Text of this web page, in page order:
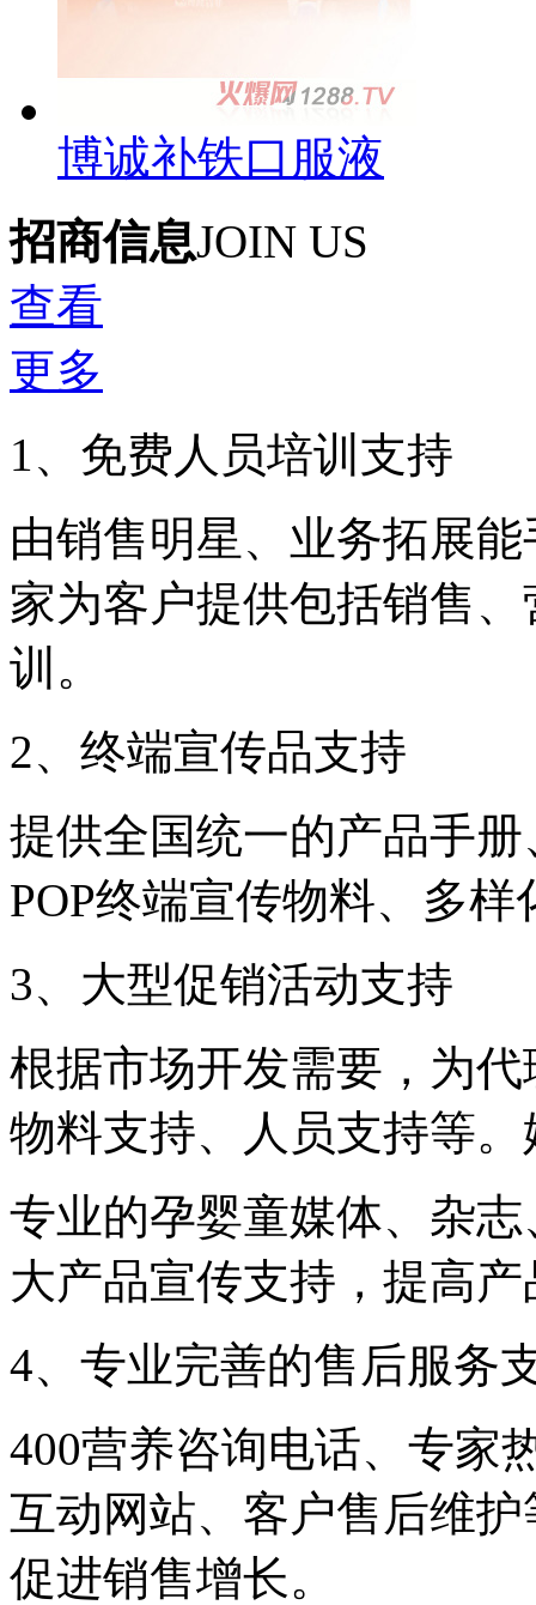
博诚补铁口服液
招商信息JOIN US
查看
更多
1、免费人员培训支持
由销售明星、业务拓展
家为客户提供包括销售
训。
2、终端宣传品支持
提供全国统一的产品手
POP终端宣传物料、多
3、大型促销活动支持
根据市场开发需要，为
物料支持、人员支持等
专业的孕婴童媒体、杂
大产品宣传支持，提高
4、专业完善的售后服务
400营养咨询电话、专家
互动网站、客户售后维
促进销售增长。